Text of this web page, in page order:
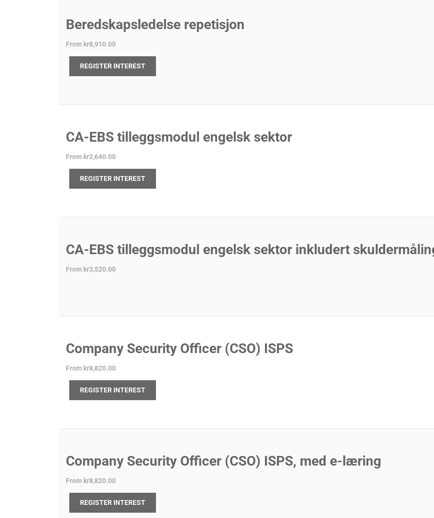
Beredskapsledelse repetisjon
From kr8,910.00
REGISTER INTEREST
CA-EBS tilleggsmodul engelsk sektor
From kr2,640.00
REGISTER INTEREST
CA-EBS tilleggsmodul engelsk sektor inkludert
From kr3,520.00
Company Security Officer (CSO) ISPS
From kr8,820.00
REGISTER INTEREST
Company Security Officer (CSO) ISPS, med e-læring
From kr8,820.00
REGISTER INTEREST